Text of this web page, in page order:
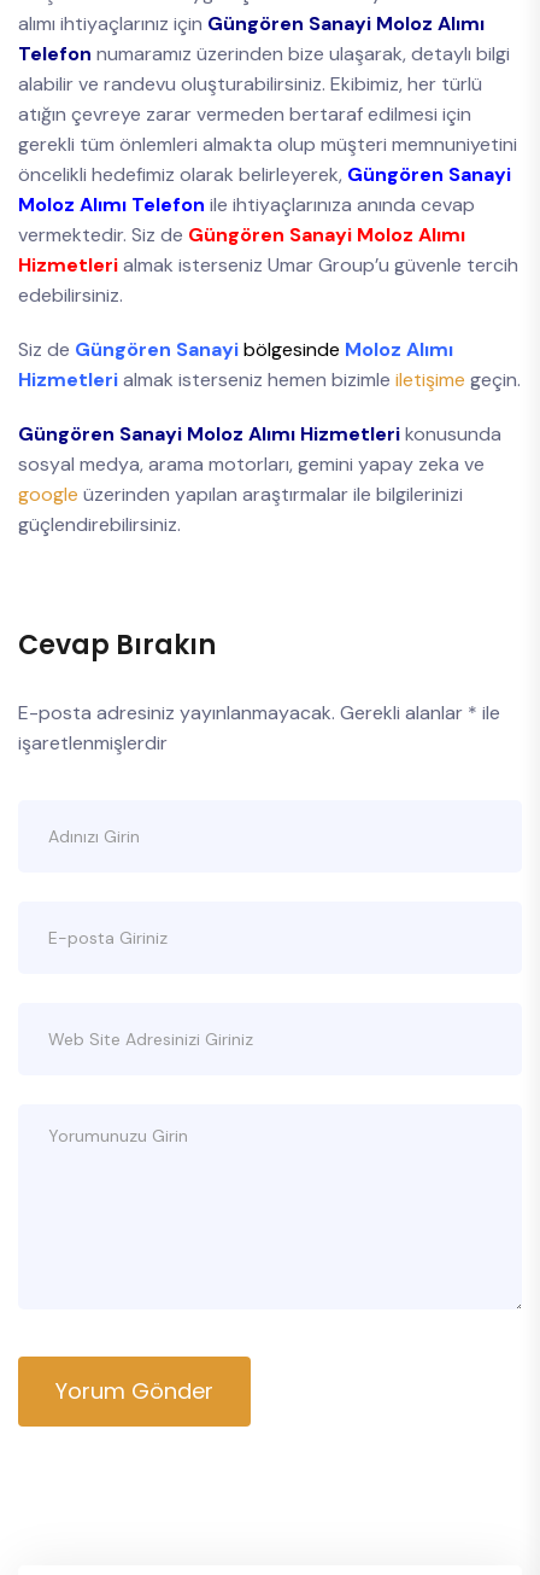
alımı ihtiyaçlarınız için Güngören Sanayi Moloz Alımı
Telefon numaramız üzerinden bize ulaşarak, detaylı bilgi
alabilir ve randevu oluşturabilirsiniz. Ekibimiz, her türlü
atığın çevreye zarar vermeden bertaraf edilmesi için
gerekli tüm önlemleri almakta olup müşteri memnuniyetini
öncelikli hedefimiz olarak belirleyerek, Güngören Sanayi
Moloz Alımı Telefon ile ihtiyaçlarınıza anında cevap
vermektedir. Siz de Güngören Sanayi Moloz Alımı
Hizmetlerialmak isterseniz Umar Group’u güvenle tercih
edebilirsiniz.
Siz de Güngören Sanayibölgesinde Moloz Alımı
Hizmetlerialmak isterseniz hemen bizimle iletişime geçin.
Güngören Sanayi Moloz Alımı Hizmetlerikonusunda
sosyal medya, arama motorları, gemini yapay zeka ve
google üzerinden yapılan araştırmalar ile bilgilerinizi
güçlendirebilirsiniz.
Cevap Bırakın
E-posta adresiniz yayınlanmayacak. Gerekli alanlar * ile
işaretlenmişlerdir
Yorum Gönder